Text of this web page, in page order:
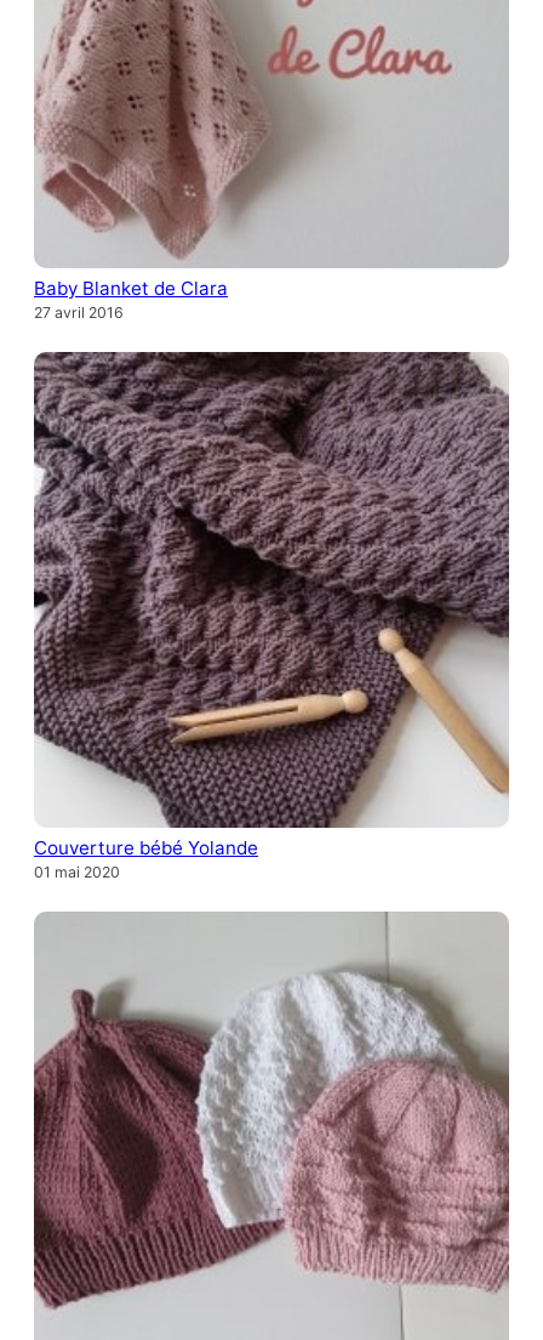
Baby Blanket de Clara
27 avril 2016
Couverture bébé Yolande
01 mai 2020